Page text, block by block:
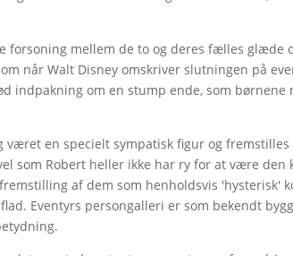
forsoning mellem de to og deres fælles glæde
når Walt Disney omskriver slutningen på
indpakning om en stump ende, som
været en specielt sympatisk figur og
som Robert heller ikke har ry for at være den
af dem som henholdsvis 'hysterisk'
Eventyrs persongalleri er som bekendt